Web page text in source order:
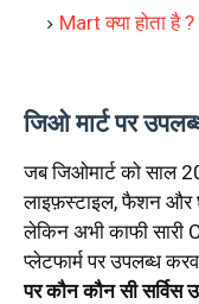
Mart क्या होता है
जिओ मार्ट पर
जब जिओमार्ट को साल
लाइफ़स्टाइल, फैशन और
लेकिन अभी काफी सारी
प्लेटफार्म पर उपलब्ध
पर कौन कौन सी सर्विस